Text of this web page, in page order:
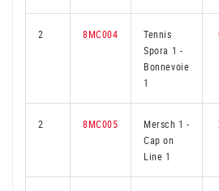
2 8MC004
Tennis
Spora 1 -
Bonnevoie
1
2 8MC005 Mersch 1-
Cap on
Line 1